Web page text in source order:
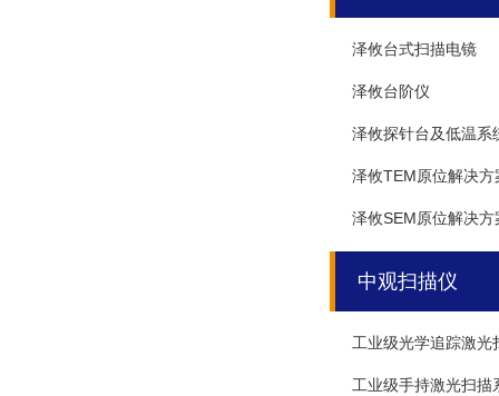
泽攸台式扫描电镜
泽攸台阶仪
泽攸探针台及低温系
泽攸TEM原位解决方
泽攸SEM原位解决方
中观扫描仪
工业级光学追踪激光
工业级手持激光扫描